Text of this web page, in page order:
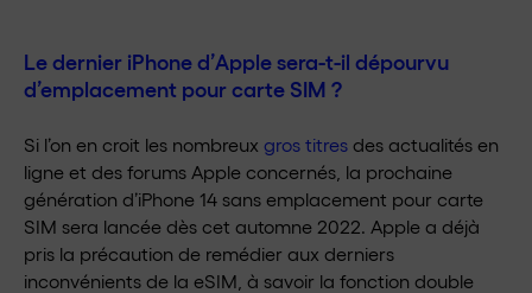
Le dernier iPhone d’Apple sera-t-il dépourvu
d’emplacement pour carte SIM ?
Si l’on en croit les nombreux gros titres des actualités en
ligne et des forums Apple concernés, la prochaine
génération d’iPhone 14 sans emplacement pour carte
SIM sera lancée dès cet automne 2022. Apple a déjà
pris la précaution de remédier aux derniers
inconvénients de la eSIM, à savoir la fonction double